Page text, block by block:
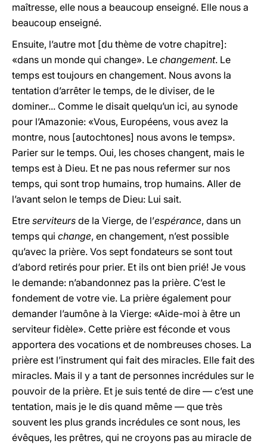
maîtresse, elle nous a beaucoup enseigné. Elle nous a
beaucoup enseigné.
Ensuite, l’autre mot [du thème de votre chapitre]:
«dans un monde qui change». Le changement. Le
temps est toujours en changement. Nous avons la
tentation d’arrêter le temps, de le diviser, de le
dominer... Comme le disait quelqu’un ici, au synode
pour l’Amazonie: «Vous, Européens, vous avez la
montre, nous [autochtones] nous avons le temps».
Parier sur le temps. Oui, les choses changent, mais le
temps est à Dieu. Et ne pas nous refermer sur nos
temps, qui sont trop humains, trop humains. Aller de
l’avant selon le temps de Dieu: Lui sait.
Etre serviteurs de la Vierge, de l’espérance, dans un
temps qui change, en changement, n’est possible
qu’avec la prière. Vos sept fondateurs se sont tout
d’abord retirés pour prier. Et ils ont bien prié! Je vous
le demande: n’abandonnez pas la prière. C’est le
fondement de votre vie. La prière également pour
demander l’aumône à la Vierge: «Aide-moi à être un
serviteur fidèle». Cette prière est féconde et vous
apportera des vocations et de nombreuses choses. La
prière est l’instrument qui fait des miracles. Elle fait des
miracles. Mais il y a tant de personnes incrédules sur le
pouvoir de la prière. Et je suis tenté de dire — c’est une
tentation, mais je le dis quand même — que très
souvent les plus grands incrédules ce sont nous, les
évêques, les prêtres, qui ne croyons pas au miracle de